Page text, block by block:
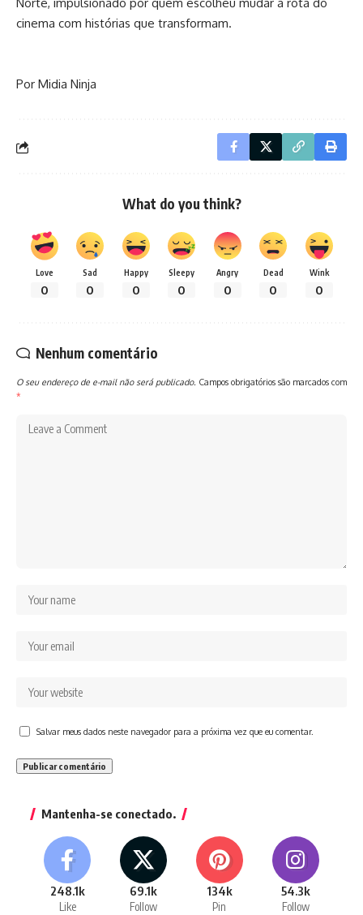
Norte, impulsionado por quem escolheu mudar a rota do
cinema com histórias que transformam.
Por Midia Ninja
What do you think?
Love
0
Sad
0
Happy
0
Sleepy
0
Angry
0
Dead
0
Wink
0
Nenhum comentário
O seu endereço de e-mail não será publicado. Campos obrigatórios são marcados com
*
Salvar meus dados neste navegador para a próxima vez que eu comentar.
Mantenha-se conectado.
248.1k
Like
69.1k
Follow
134k
Pin
54.3k
Follow